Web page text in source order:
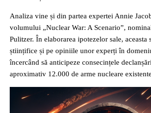
Analiza vine și din partea expertei Annie
volumului „Nuclear War: A Scenario”,
Pulitzer. În elaborarea ipotezelor sale, aceasta
științifice și pe opiniile unor experți în
încercând să anticipeze consecințele
aproximativ 12.000 de arme nucleare